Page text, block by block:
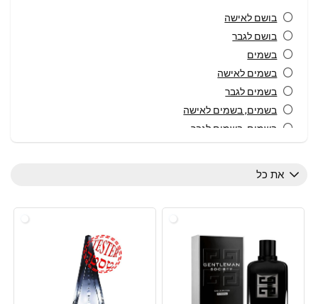
בושם לאישה
בושם לגבר
בשמים
בשמים לאישה
בשמים לגבר
בשמים, בשמים לאישה
בשמים, בשמים לגבר
עולם הבישום, בשמים לאישה
עולם הבישום, בשמים לגבר
פארם
קוסמטיקה
קטלוג מתנות
את כל